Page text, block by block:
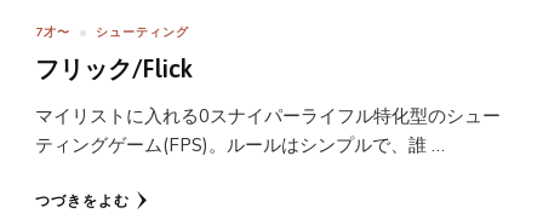
7才〜 シューティング
フリック/Flick
マイリストに入れる0スナイパーライフル特化型のシュー
ティングゲーム(FPS)。ルールはシンプルで、誰 …
つづきをよむ